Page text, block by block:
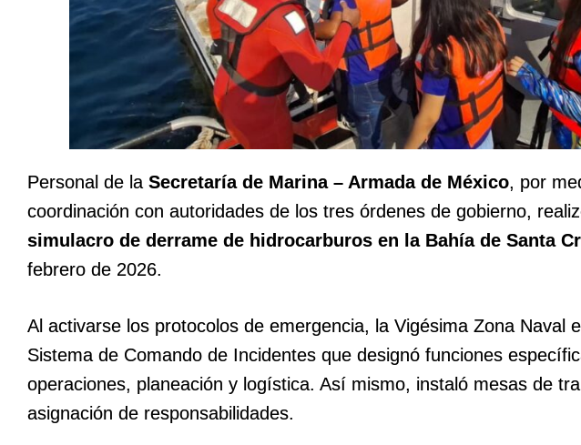
Personal de la Secretaría de Marina – Armada de México, por
coordinación con autoridades de los tres órdenes de gobierno,
simulacro de derrame de hidrocarburos en la Bahía de Santa
febrero de 2026.
Al activarse los protocolos de emergencia, la Vigésima Zona Naval
Sistema de Comando de Incidentes que designó funciones
operaciones, planeación y logística. Así mismo, instaló mesas de
asignación de responsabilidades.